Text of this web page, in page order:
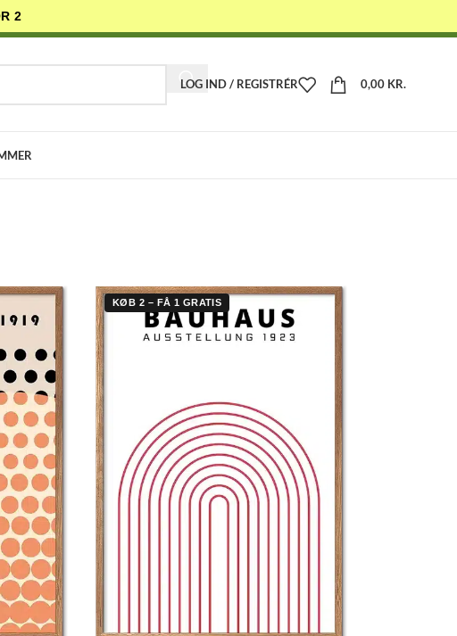
2
LOG IND / REGISTRÉR 0,00 KR.
KØB 2 – FÅ 1 GRATIS